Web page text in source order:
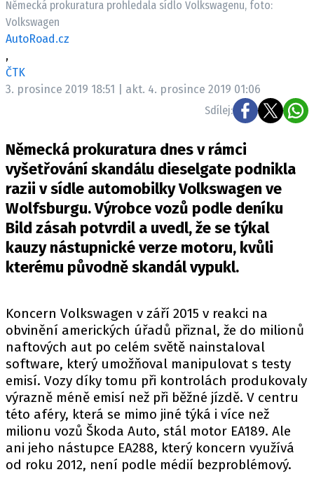
ELEKTRO
TRH S ELEKTROMOBILY
OSTATNÍ
TISKOVKY
ROZHOVORY
DAKAR
Z DOMOVA
ZE SVĚTA
PIT LANE
ČEŠI V AKCI
FIA CEZ & POHÁRY
MEZINÁRODNÍ SCÉNA
SLEDUJTE NÁS NA|
Máte příběh, fotku nebo video?
Německá prokuratura prohledala sídlo Volkswagenu, foto:
Volkswagen
AutoRoad.cz
,
ČTK
3. prosince 2019 18:51 | akt. 4. prosince 2019 01:06
Sdílej:
Německá prokuratura dnes v rámci
vyšetřování skandálu dieselgate podnikla
razii v sídle automobilky Volkswagen ve
Wolfsburgu. Výrobce vozů podle deníku
Bild zásah potvrdil a uvedl, že se týkal
kauzy nástupnické verze motoru, kvůli
kterému původně skandál vypukl.
Koncern Volkswagen v září 2015 v reakci na
obvinění amerických úřadů přiznal, že do milionů
naftových aut po celém světě nainstaloval
software, který umožňoval manipulovat s testy
emisí. Vozy díky tomu při kontrolách produkovaly
výrazně méně emisí než při běžné jízdě. V centru
této aféry, která se mimo jiné týká i více než
milionu vozů Škoda Auto, stál motor EA189. Ale
ani jeho nástupce EA288, který koncern využívá
od roku 2012, není podle médií bezproblémový.